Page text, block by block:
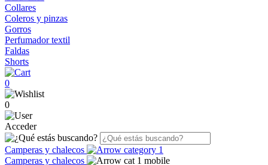
Collares
Coleros y pinzas
Gorros
Perfumador textil
Faldas
Shorts
0
0
Acceder
Camperas y chalecos
Camperas y chalecos